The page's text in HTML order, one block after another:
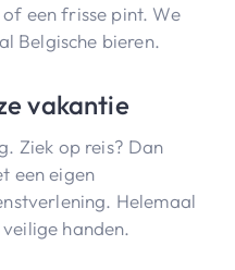
een frisse pint. We
Belgische bieren.
vakantie
Ziek op reis? Dan
een eigen
Helemaal
handen.